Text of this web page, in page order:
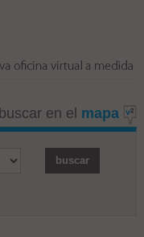
buscar en el mapa